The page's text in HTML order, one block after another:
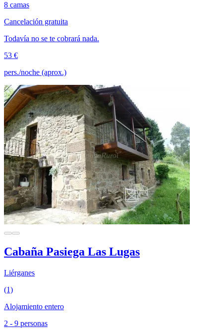
8 camas
Cancelación gratuita
Todavía no se te cobrará nada.
53 €
pers./noche (aprox.)
Cabaña Pasiega Las Lugas
Liérganes
(1)
Alojamiento entero
2 - 9 personas